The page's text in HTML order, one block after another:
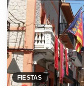
FIESTAS